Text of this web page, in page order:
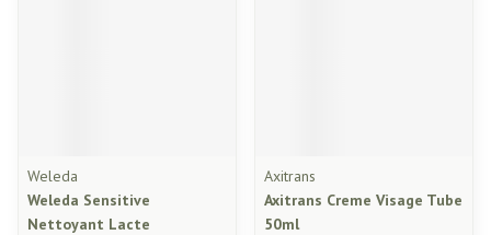
Weleda
Weleda Sensitive
Nettoyant Lacte
Axitrans
Axitrans Creme Visage Tube
50ml